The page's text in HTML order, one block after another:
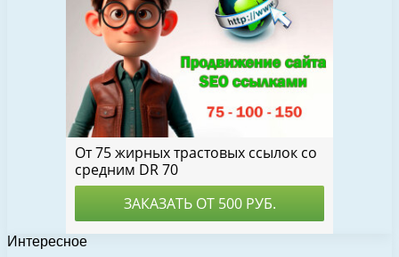
Интересное